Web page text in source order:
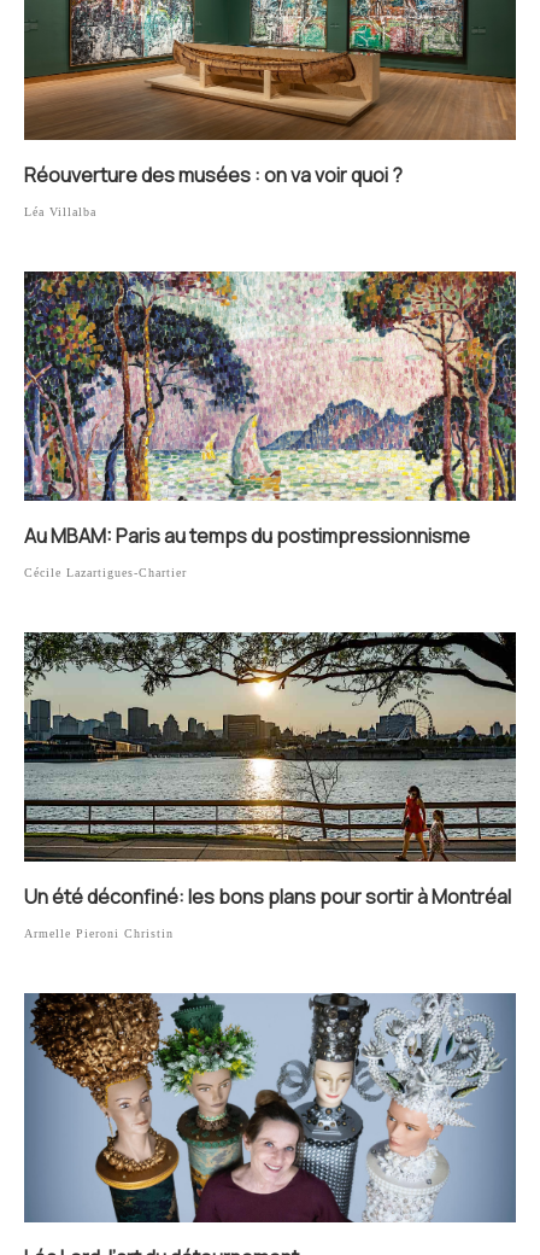
Réouverture des musées : on va voir quoi ?
Léa Villalba
Au MBAM: Paris au temps du postimpressionnisme
Cécile Lazartigues-Chartier
Un été déconfiné: les bons plans pour sortir à Montréal
Armelle Pieroni Christin